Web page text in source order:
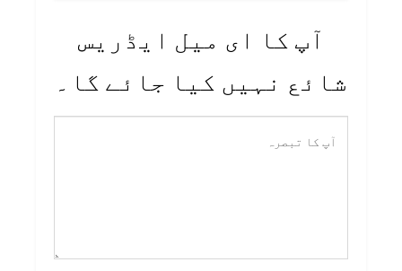
آپ کا ای میل ایڈریس
شائع نہیں کیا جائے گا۔